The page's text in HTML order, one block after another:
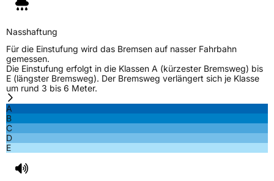
Nasshaftung
Für die Einstufung wird das Bremsen auf nasser Fahrbahn
gemessen.
Die Einstufung erfolgt in die Klassen A (kürzester Bremsweg) bis
E (längster Bremsweg). Der Bremsweg verlängert sich je Klasse
um rund 3 bis 6 Meter.
A
B
C
D
E